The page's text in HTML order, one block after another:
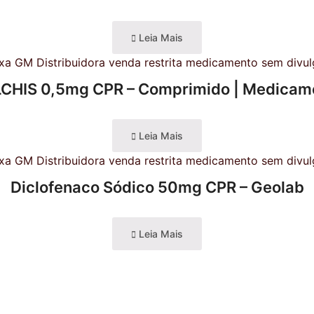
Leia Mais
0,5mg CPR – Comprimido |
Leia Mais
Diclofenaco Sódico 50mg CPR – Geolab
Leia Mais